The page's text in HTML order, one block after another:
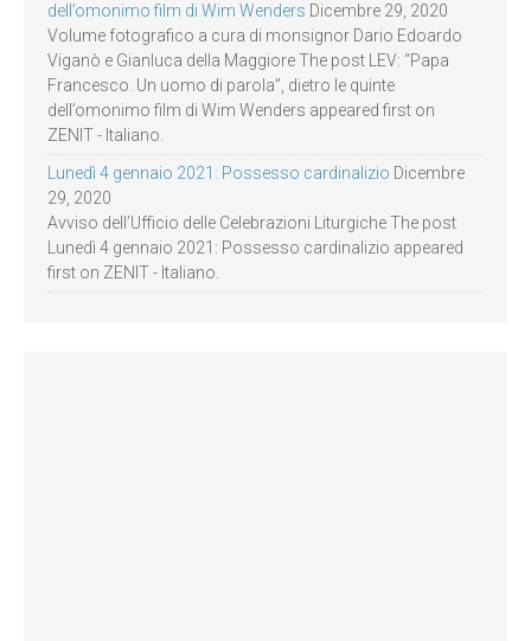
dell’omonimo film di Wim Wenders Dicembre 29, 2020
Volume fotografico a cura di monsignor Dario Edoardo
Viganò e Gianluca della Maggiore The post LEV: “Papa
Francesco. Un uomo di parola”, dietro le quinte
dell’omonimo film di Wim Wenders appeared first on
ZENIT - Italiano.
Lunedì 4 gennaio 2021: Possesso cardinalizio Dicembre
29, 2020
Avviso dell’Ufficio delle Celebrazioni Liturgiche The post
Lunedì 4 gennaio 2021: Possesso cardinalizio appeared
first on ZENIT - Italiano.